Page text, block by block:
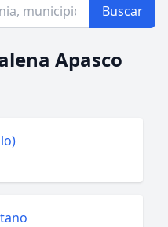
Buscar
Apasco